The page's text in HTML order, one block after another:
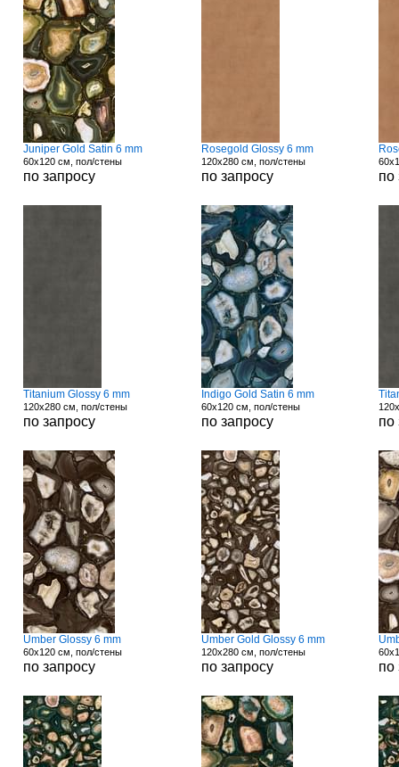
Juniper Gold Satin 6 mm
60x120 см, пол/стены
по запросу
Rosegold Glossy 6 mm
120x280 см, пол/стены
по запросу по
Titanium Glossy 6 mm
120x280 см, пол/стены
по запросу
Indigo Gold Satin 6 mm
60x120 см, пол/стены
по запросу по
Umber Glossy 6 mm
60x120 см, пол/стены
по запросу
Umber Gold Glossy 6 mm
120x280 см, пол/стены
по запросу по